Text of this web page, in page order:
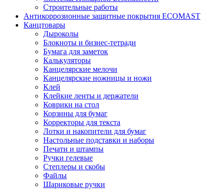
Строительные работы
Антикоррозионные защитные покрытия ECOMAST
Канцтовары
Дыроколы
Блокноты и бизнес-тетради
Бумага для заметок
Калькуляторы
Канцелярские мелочи
Канцелярские ножницы и ножи
Клей
Клейкие ленты и держатели
Коврики на стол
Корзины для бумаг
Корректоры для текста
Лотки и накопители для бумаг
Настольные подставки и наборы
Печати и штампы
Ручки гелевые
Степлеры и скобы
Файлы
Шариковые ручки